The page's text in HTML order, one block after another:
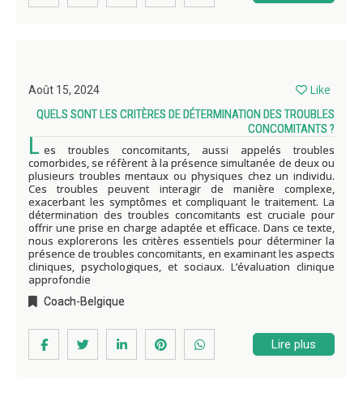
Août 15, 2024 Like
QUELS SONT LES CRITÈRES DE DÉTERMINATION DES TROUBLES
CONCOMITANTS ?
L es troubles concomitants, aussi appelés troubles
comorbides, se réfèrent à la présence simultanée de deux ou
plusieurs troubles mentaux ou physiques chez un individu.
Ces troubles peuvent interagir de manière complexe,
exacerbant les symptômes et compliquant le traitement. La
détermination des troubles concomitants est cruciale pour
offrir une prise en charge adaptée et efficace. Dans ce texte,
nous explorerons les critères essentiels pour déterminer la
présence de troubles concomitants, en examinant les aspects
cliniques, psychologiques, et sociaux. L’évaluation clinique
approfondie
Coach-Belgique
Lire plus